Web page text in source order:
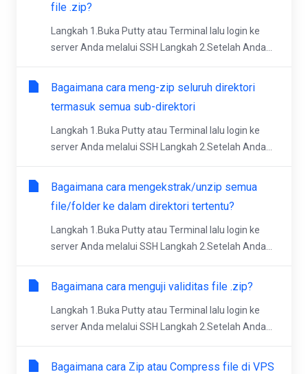
file .zip?
Langkah 1.Buka Putty atau Terminal lalu login ke
server Anda melalui SSH Langkah 2.Setelah Anda...
Bagaimana cara meng-zip seluruh direktori
termasuk semua sub-direktori
Langkah 1.Buka Putty atau Terminal lalu login ke
server Anda melalui SSH Langkah 2.Setelah Anda...
Bagaimana cara mengekstrak/unzip semua
file/folder ke dalam direktori tertentu?
Langkah 1.Buka Putty atau Terminal lalu login ke
server Anda melalui SSH Langkah 2.Setelah Anda...
Bagaimana cara menguji validitas file .zip?
Langkah 1.Buka Putty atau Terminal lalu login ke
server Anda melalui SSH Langkah 2.Setelah Anda...
Bagaimana cara Zip atau Compress file di VPS